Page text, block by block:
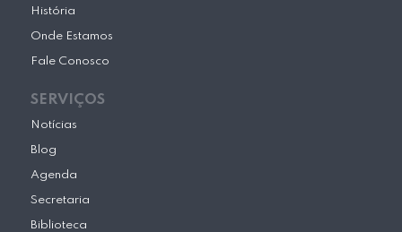
História
Onde Estamos
Fale Conosco
SERVIÇOS
Notícias
Blog
Agenda
Secretaria
Biblioteca